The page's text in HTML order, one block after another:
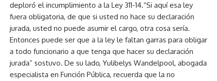
deploró el incumplimiento a la Ley 311-14.“Si aquí esa ley
fuera obligatoria, de que si usted no hace su declaración
jurada, usted no puede asumir el cargo, otra cosa sería.
Entonces puede ser que a la ley le faltan garras para obligar
a todo funcionario a que tenga que hacer su declaración
jurada” sostuvo. De su lado, Yulibelys Wandelpool, abogada
especialista en Función Pública, recuerda que la no